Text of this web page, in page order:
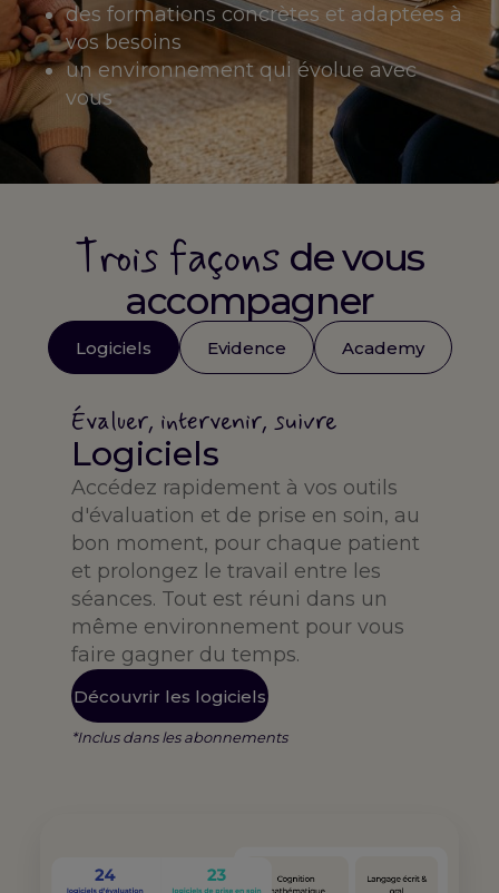
des formations concrètes et adaptées à
vos besoins
un environnement qui évolue avec
vous
Trois façons de vous
accompagner
Logiciels Evidence Academy
Évaluer, intervenir, suivre
Logiciels
Accédez rapidement à vos outils
d'évaluation et de prise en soin, au
bon moment, pour chaque patient
et prolongez le travail entre les
séances. Tout est réuni dans un
même environnement pour vous
faire gagner du temps.
Découvrir les logiciels
*Inclus dans les abonnements